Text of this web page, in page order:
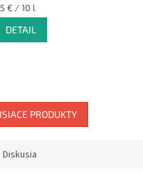
€ / 10 l
DETAIL
PRODUKTY
Diskusia